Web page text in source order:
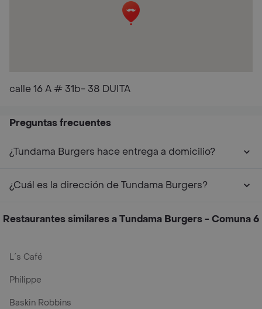
calle 16 A # 31b- 38 DUITA
Preguntas frecuentes
¿Tundama Burgers hace entrega a domicilio?
¿Cuál es la dirección de Tundama Burgers?
Restaurantes similares a Tundama Burgers - Comuna 6
L´s Café
Philippe
Baskin Robbins